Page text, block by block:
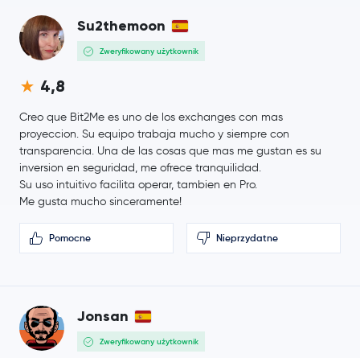
Terra LUNA
Su2themoon
Zweryfikowany użytkownik
4,8
Creo que Bit2Me es uno de los exchanges con mas
proyeccion. Su equipo trabaja mucho y siempre con
transparencia. Una de las cosas que mas me gustan es su
inversion en seguridad, me ofrece tranquilidad.
Su uso intuitivo facilita operar, tambien en Pro.
Me gusta mucho sinceramente!
Pomocne Nieprzydatne
Jonsan
Zweryfikowany użytkownik